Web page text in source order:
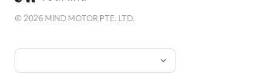
©2026 MIND MOTOR PTE. LTD.